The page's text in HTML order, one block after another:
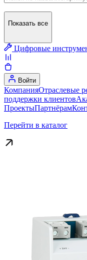
Показать все
Цифровые
Войти
КомпанияОтраслевые
поддержки клиентов
ПроектыПартнёрам
Перейти в каталог